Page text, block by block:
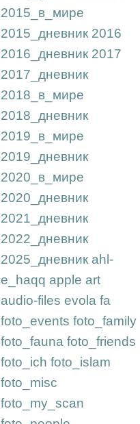
2015_в_мире
2015_дневник 2016
2016_дневник 2017
2017_дневник
2018_в_мире
2018_дневник
2019_в_мире
2019_дневник
2020_в_мире
2020_дневник
2021_дневник
2022_дневник
2025_дневник ahl-
e_haqq apple art
audio-files evola fa
foto_events foto_family
foto_fauna foto_friends
foto_ich foto_islam
foto_misc
foto_my_scan